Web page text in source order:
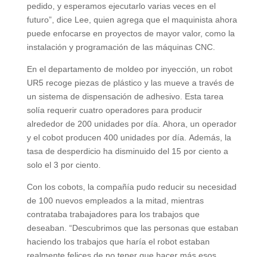
pedido, y esperamos ejecutarlo varias veces en el
futuro”, dice Lee, quien agrega que el maquinista ahora
puede enfocarse en proyectos de mayor valor, como la
instalación y programación de las máquinas CNC.
En el departamento de moldeo por inyección, un robot
UR5 recoge piezas de plástico y las mueve a través de
un sistema de dispensación de adhesivo. Esta tarea
solía requerir cuatro operadores para producir
alrededor de 200 unidades por día. Ahora, un operador
y el cobot producen 400 unidades por día. Además, la
tasa de desperdicio ha disminuido del 15 por ciento a
solo el 3 por ciento.
Con los cobots, la compañía pudo reducir su necesidad
de 100 nuevos empleados a la mitad, mientras
contrataba trabajadores para los trabajos que
deseaban. “Descubrimos que las personas que estaban
haciendo los trabajos que haría el robot estaban
realmente felices de no tener que hacer más esos